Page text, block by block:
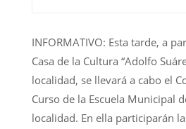
INFORMATIVO: Esta tarde, a
Casa de la Cultura “Adolfo
localidad, se llevará a cabo el
Curso de la Escuela Municipal
localidad. En ella participarán